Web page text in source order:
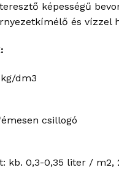
képességű
és vízzel
dm3
csillogó
kb. 0,3-0,35 liter / m2,